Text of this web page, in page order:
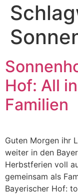
Hof: All
Familien
Guten Morgen ihr
weiter in den
Herbstferien voll
gemeinsam als
Bayerischer Hof: